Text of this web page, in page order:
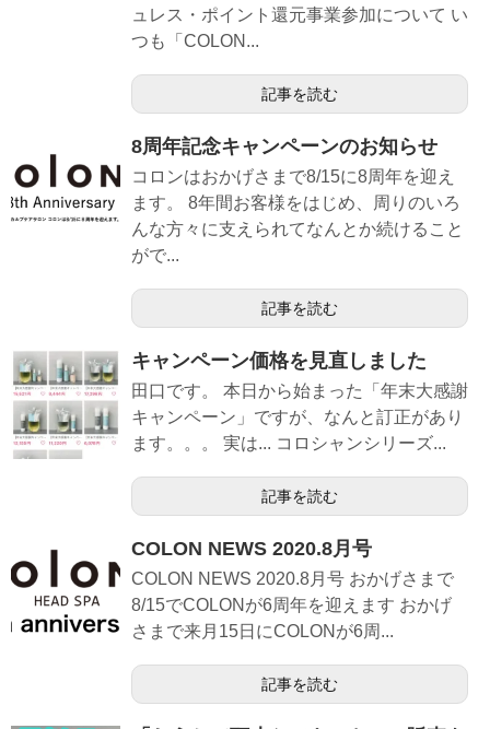
ュレス・ポイント還元事業参加について い
つも「COLON...
記事を読む
8周年記念キャンペーンのお知らせ
コロンはおかげさまで8/15に8周年を迎え
ます。 8年間お客様をはじめ、周りのいろ
んな方々に支えられてなんとか続けること
がで...
記事を読む
キャンペーン価格を見直しました
田口です。 本日から始まった「年末大感謝
キャンペーン」ですが、なんと訂正があり
ます。。。 実は... コロシャンシリーズ...
記事を読む
COLON NEWS 2020.8月号
COLON NEWS 2020.8月号 おかげさまで
8/15でCOLONが6周年を迎えます おかげ
さまで来月15日にCOLONが6周...
記事を読む